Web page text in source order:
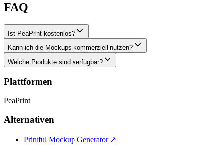
FAQ
Ist PeaPrint kostenlos?
Kann ich die Mockups kommerziell nutzen?
Welche Produkte sind verfügbar?
Plattformen
PeaPrint
Alternativen
Printful Mockup Generator ↗